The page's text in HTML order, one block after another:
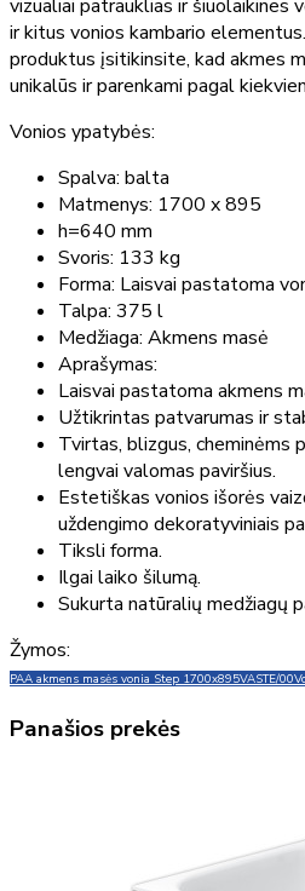
vizualiai patrauklias ir šiuolaikines
ir kitus vonios kambario
produktus įsitikinsite, kad akmes
unikalūs ir parenkami pagal
Vonios ypatybės:
Spalva: balta
Matmenys: 1700 x 895
h=640 mm
Svoris: 133 kg
Forma: Laisvai pastatoma
Talpa: 375 l
Medžiaga: Akmens masė
Aprašymas:
Laisvai pastatoma akmens
Užtikrintas patvarumas ir
Tvirtas, blizgus, cheminėms
lengvai valomas paviršius.
Estetiškas vonios išorės
uždengimo dekoratyviniais
Tiksli forma.
Ilgai laiko šilumą.
Sukurta natūralių medžiagų
Žymos:
PAA akmens masės vonia Step 1700x895VASTE/00
Panašios prekės